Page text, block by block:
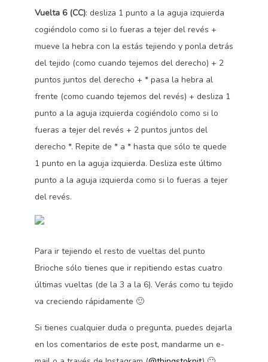
Vuelta 6 (CC): desliza 1 punto a la aguja izquierda
cogiéndolo como si lo fueras a tejer del revés +
mueve la hebra con la estás tejiendo y ponla detrás
del tejido (como cuando tejemos del derecho) + 2
puntos juntos del derecho + * pasa la hebra al
frente (como cuando tejemos del revés) + desliza 1
punto a la aguja izquierda cogiéndolo como si lo
fueras a tejer del revés + 2 puntos juntos del
derecho *. Repite de * a * hasta que sólo te quede
1 punto en la aguja izquierda. Desliza este último
punto a la aguja izquierda como si lo fueras a tejer
del revés.
Para ir tejiendo el resto de vueltas del punto
Brioche sólo tienes que ir repitiendo estas cuatro
últimas vueltas (de la 3 a la 6). Verás como tu tejido
va creciendo rápidamente 🙂
Si tienes cualquier duda o pregunta, puedes dejarla
en los comentarios de este post, mandarme un e-